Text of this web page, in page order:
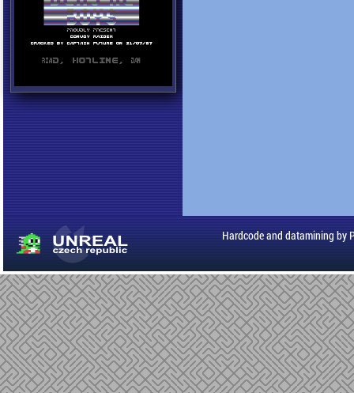
Hardcode and datamining by